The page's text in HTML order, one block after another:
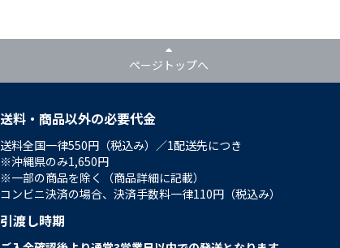
ページトップへ
送料・商品以外の必要代金
送料全国一律550円（税込み）／1配送先につき
※沖縄県のみ1,650円
※一部の商品を除く（商品詳細に記載）
コンビニ決済の場合、決済手数料一律110円（税込み）
引渡し時期